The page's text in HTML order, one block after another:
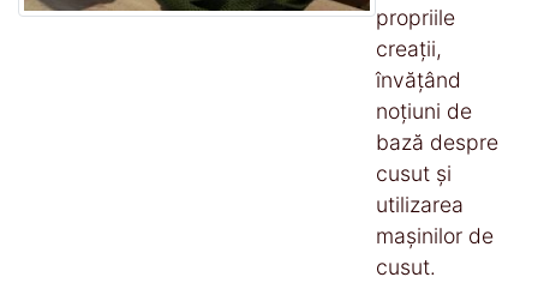
propriile
creații,
învățând
noțiuni de
bază despre
cusut și
utilizarea
mașinilor de
cusut.